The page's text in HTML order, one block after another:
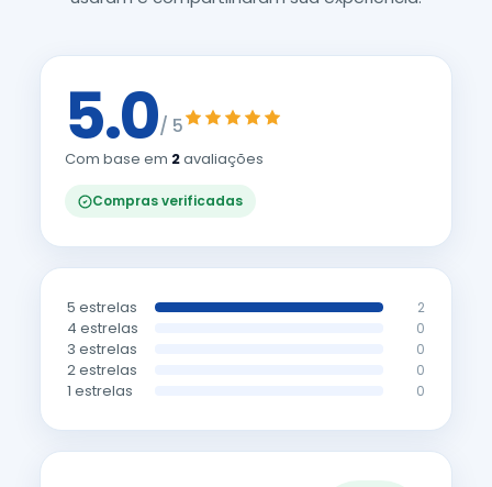
5.0/ 5
Com base em 2avaliações
Compras verificadas
5 estrelas 2
4 estrelas 0
3 estrelas 0
2 estrelas 0
1 estrelas 0